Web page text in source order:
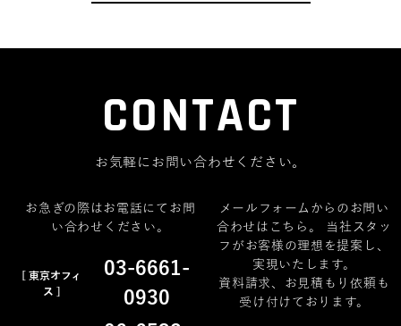
CONTACT
お気軽にお問い合わせください。
お急ぎの際はお電話にてお問
い合わせください。
[ 東京オフィ
ス ]
03-6661-
0930
メールフォームからのお問い
合わせはこちら。 当社スタッ
フがお客様の理想を提案し、
実現いたします。
資料請求、お見積もり依頼も
受け付けております。